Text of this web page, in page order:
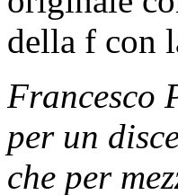
della f con
Francesco
per un
che per